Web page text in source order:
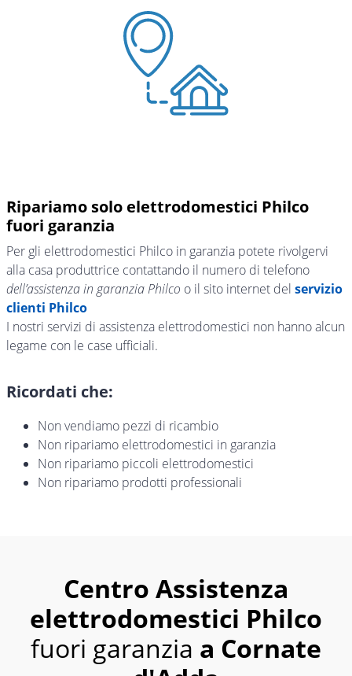
Ripariamo solo elettrodomestici Philco
fuori garanzia
Per gli elettrodomestici Philco in garanzia potete rivolgervi
alla casa produttrice contattando il numero di telefono
dell’assistenza in garanzia Philco o il sito internet del servizio
clienti Philco
I nostri servizi di assistenza elettrodomestici non hanno alcun
legame con le case ufficiali.
Ricordati che:
Non vendiamo pezzi di ricambio
Non ripariamo elettrodomestici in garanzia
Non ripariamo piccoli elettrodomestici
Non ripariamo prodotti professionali
Centro Assistenza
elettrodomestici Philco
fuori garanzia a Cornate